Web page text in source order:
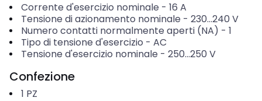
Corrente d'esercizio nominale - 16 A
Tensione di azionamento nominale - 230...240 V
Numero contatti normalmente aperti (NA) - 1
Tipo di tensione d'esercizio - AC
Tensione d'esercizio nominale - 250...250 V
Confezione
1 PZ